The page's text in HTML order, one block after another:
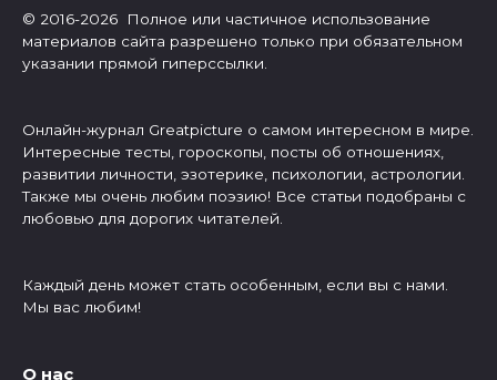
© 2016-2026 Полное или частичное использование
материалов сайта разрешено только при обязательном
указании прямой гиперссылки.
Онлайн-журнал Greatpicture о самом интересном в мире.
Интересные тесты, гороскопы, посты об отношениях,
развитии личности, эзотерике, психологии, астрологии.
Также мы очень любим поэзию! Все статьи подобраны с
любовью для дорогих читателей.
Каждый день может стать особенным, если вы с нами.
Мы вас любим!
О нас